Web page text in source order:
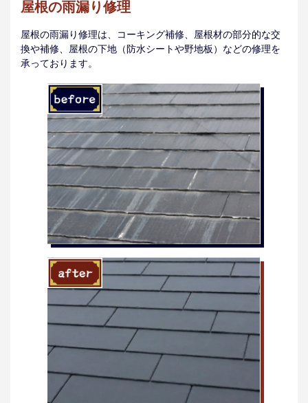
屋根の雨漏り修理
屋根の雨漏り修理は、コーキング補修、屋根材の部分的な交
換や補修、屋根の下地（防水シートや野地板）などの修理を
承っております。